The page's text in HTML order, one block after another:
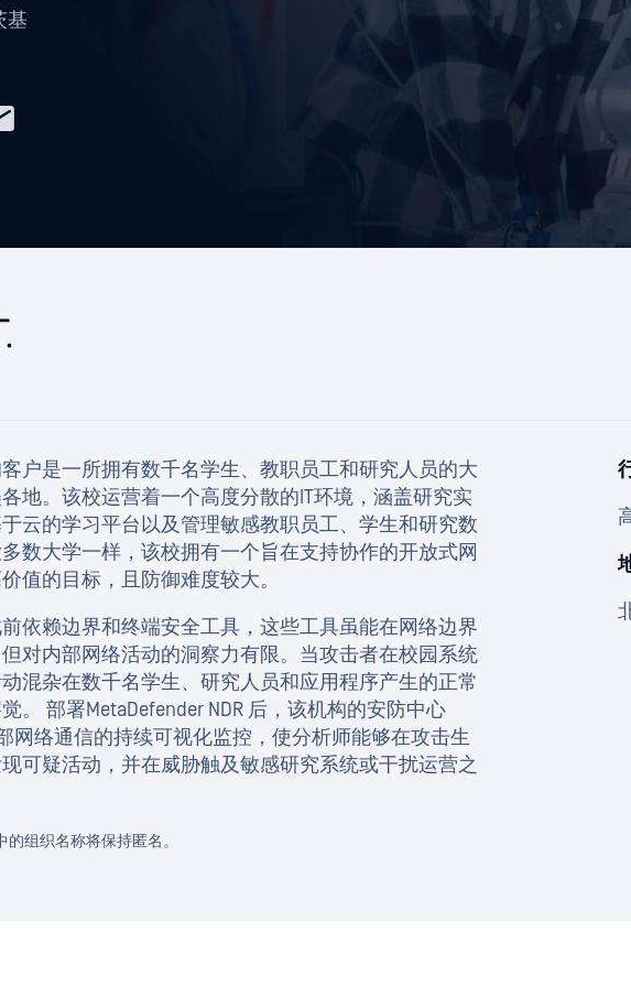
基
户是一所拥有数千名学生、教职员工和研究人员的大
地。该校运营着一个高度分散的IT环境，涵盖研究实
云的学习平台以及管理敏感教职员工、学生和研究数
数大学一样，该校拥有一个旨在支持协作的开放式网
值的目标，且防御难度较大。
依赖边界和终端安全工具，这些工具虽能在网络边界
对内部网络活动的洞察力有限。当攻击者在校园系统
混杂在数千名学生、研究人员和应用程序产生的正常
。 部署MetaDefender NDR 后，该机构的安防中心
部网络通信的持续可视化监控，使分析师能够在攻击生
可疑活动，并在威胁触及敏感研究系统或干扰运营之
组织名称将保持匿名。